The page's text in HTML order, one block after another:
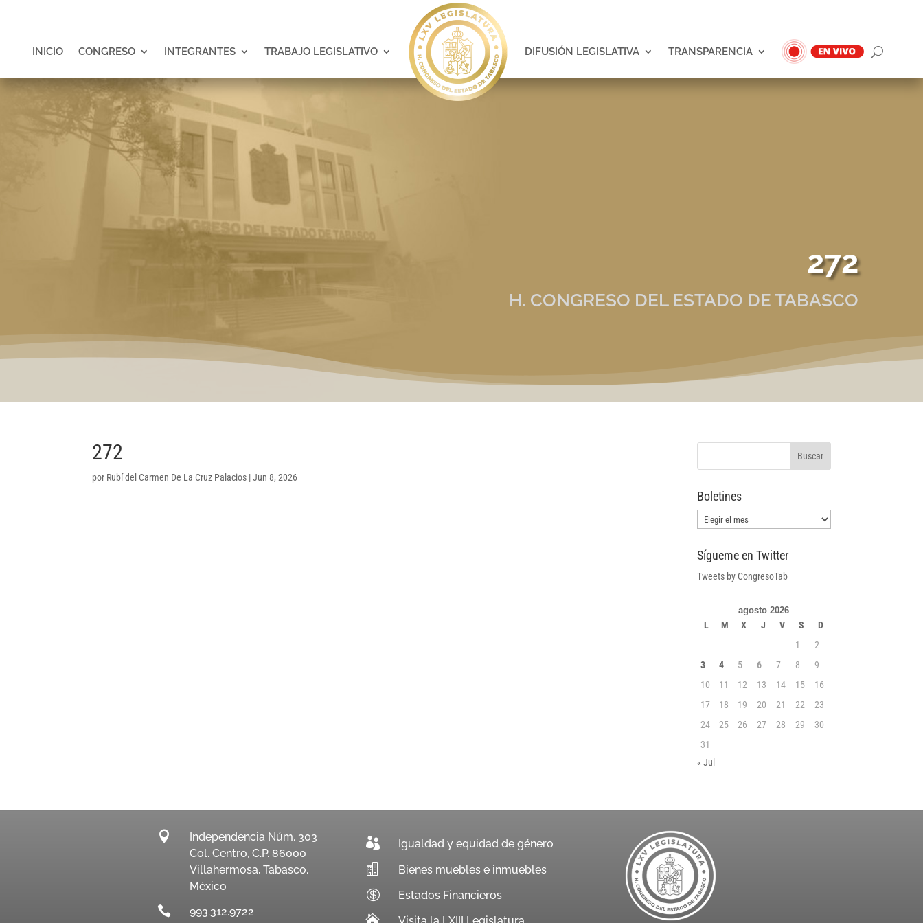
INICIO CONGRESO INTEGRANTES TRABAJO LEGISLATIVO DIFUSIÓN LEGISLATIVA TRANSPARENCIA
272
H. CONGRESO DEL ESTADO DE TABASCO
272
por Rubí del Carmen De La Cruz Palacios |Jun 8, 2026
Boletines
Boletines
Sígueme en Twitter
Tweets by CongresoTab
agosto 2026
L M X J V S
D
1
2
3
4 5 6 7 8
9
10
11 12 13 14 15
16
17
18 19 20 21 22
23
24
25 26 27 28 29
30
31
« Jul

Independencia Núm. 303
Col. Centro, C.P. 86000
Villahermosa, Tabasco.
México

993.312.9722
 Igualdad y equidad de género
 Bienes muebles e inmuebles
 Estados Financieros
